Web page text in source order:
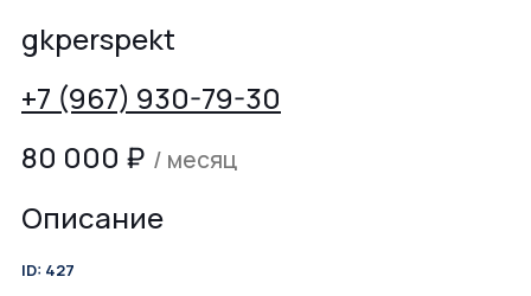
gkperspekt
+7 (967) 930-79-30
80 000 ₽ / месяц
Описание
ID: 427